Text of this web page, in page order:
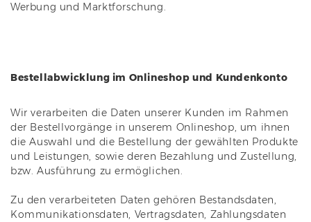
Werbung und Marktforschung.
Bestellabwicklung im Onlineshop und Kundenkonto
Wir verarbeiten die Daten unserer Kunden im Rahmen
der Bestellvorgänge in unserem Onlineshop, um ihnen
die Auswahl und die Bestellung der gewählten Produkte
und Leistungen, sowie deren Bezahlung und Zustellung,
bzw. Ausführung zu ermöglichen.
Zu den verarbeiteten Daten gehören Bestandsdaten,
Kommunikationsdaten, Vertragsdaten, Zahlungsdaten